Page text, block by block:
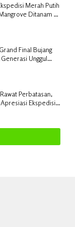
Merah Putih
Ditanam di
Final Bujang
Unggul
Perbatasan,
Ekspedisi